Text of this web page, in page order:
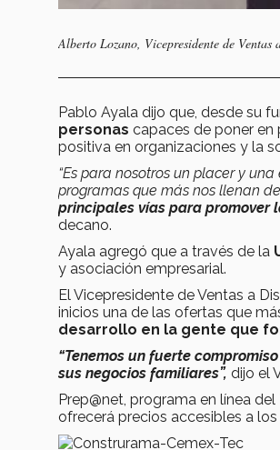
Alberto Lozano, Vicepresidente de
Pablo Ayala dijo que, desde su
personas capaces de poner en
positiva en organizaciones y la
“Es para nosotros un placer y
programas que más nos llenan
principales vías para promover
decano.
Ayala agregó que a través de la
y asociación empresarial.
El Vicepresidente de Ventas a
inicios una de las ofertas que
desarrollo en la gente que
“Tenemos un fuerte
sus negocios familiares”, dijo el
Prep@net, programa en línea
ofrecerá precios accesibles a